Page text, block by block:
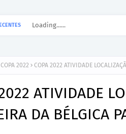
Loading......
COPA 2022 COPA 2022 ATIVIDADE
ATIVIDADE
DA BÉLGICA